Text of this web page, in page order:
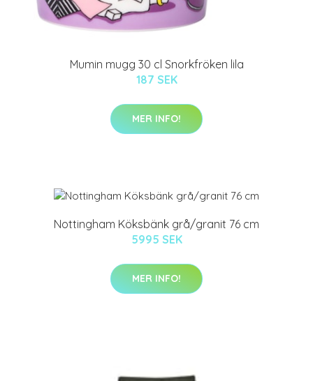
Mumin mugg 30 cl Snorkfröken lila
187 SEK
MER INFO!
Nottingham Köksbänk grå/granit 76 cm
5995 SEK
MER INFO!